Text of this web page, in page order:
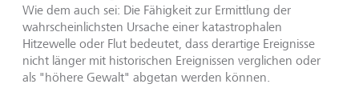
Wie dem auch sei: Die Fähigkeit zur Ermittlung der
wahrscheinlichsten Ursache einer katastrophalen
Hitzewelle oder Flut bedeutet, dass derartige Ereignisse
nicht länger mit historischen Ereignissen verglichen oder
als "höhere Gewalt" abgetan werden können.